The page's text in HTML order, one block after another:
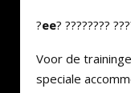
?ee? ????????
Voor de
speciale